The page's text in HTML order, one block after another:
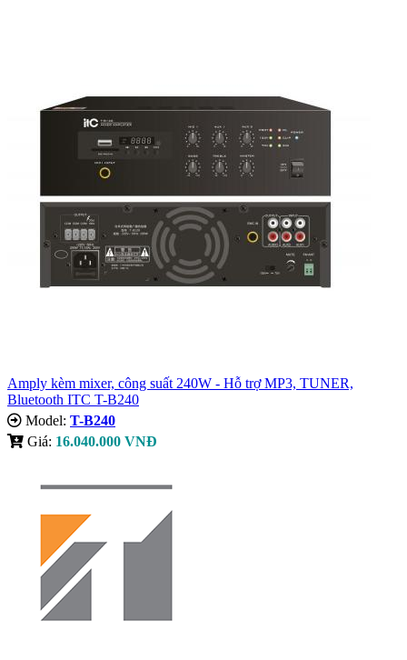
Amply kèm mixer, công suất 240W - Hỗ trợ MP3, TUNER,
Bluetooth ITC T-B240
Model: T-B240
Giá: 16.040.000 VNĐ